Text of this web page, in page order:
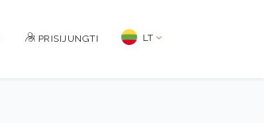
PRISIJUNGTI LT